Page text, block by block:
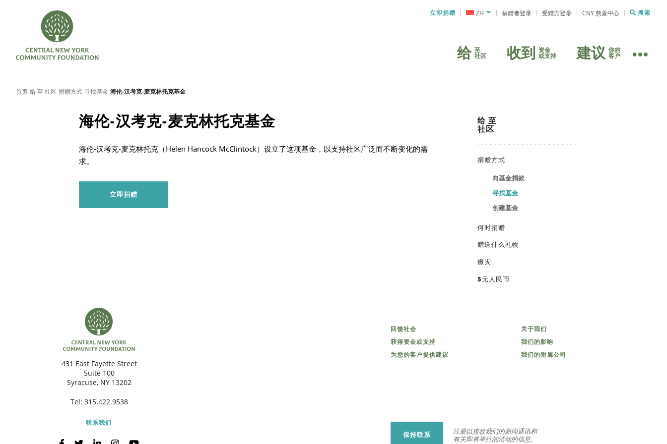
立即捐赠 ZH 捐赠者登录 受赠方登录 CNY 慈善中心 搜索
给 至
社区 收到 资金
或支持 建议 你的
客户
首页 给 至 社区 捐赠方式 寻找基金 海伦-汉考克-麦克林托克基金
海伦-汉考克-麦克林托克基金
海伦-汉考克-麦克林托克（Helen Hancock McClintock）设立了这项基金，以支持社区广泛而不断变化的需
求。
立即捐赠
给 至
社区
捐赠方式
向基金捐款
寻找基金
创建基金
何时捐赠
赠送什么礼物
赈灾
5元人民币
431 East Fayette Street
Suite 100
Syracuse, NY 13202
Tel: 315.422.9538
联系我们
回馈社会
获得资金或支持
为您的客户提供建议
关于我们
我们的影响
我们的附属公司
保持联系
注册以接收我们的新闻通讯和
有关即将举行的活动的信息。